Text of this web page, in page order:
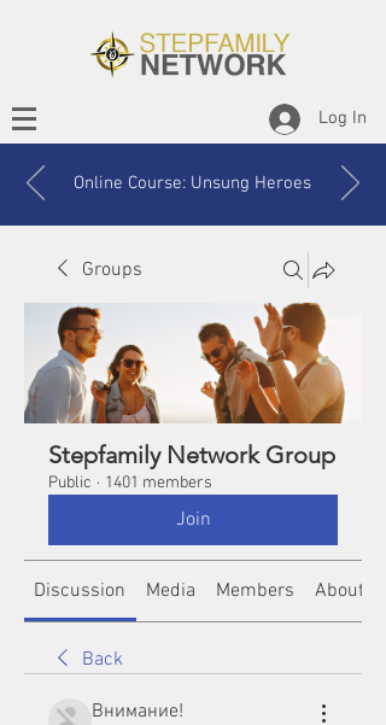
Log In
Online Course: Unsung Heroes
Groups
Stepfamily Network Group
Public · 1401 members
Join
Discussion Media Members About
Back
Внимание!